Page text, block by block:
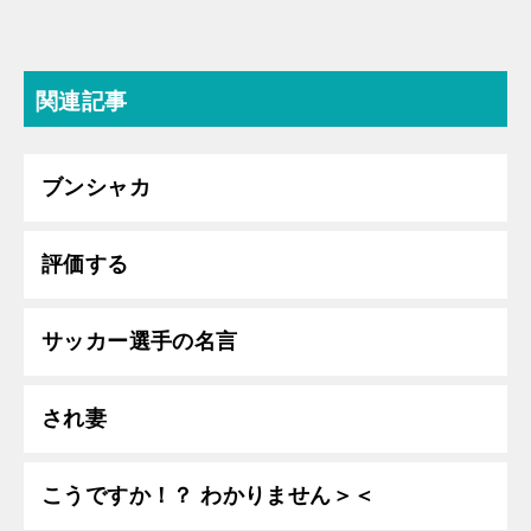
関連記事
ブンシャカ
評価する
サッカー選手の名言
され妻
こうですか！？ わかりません＞＜